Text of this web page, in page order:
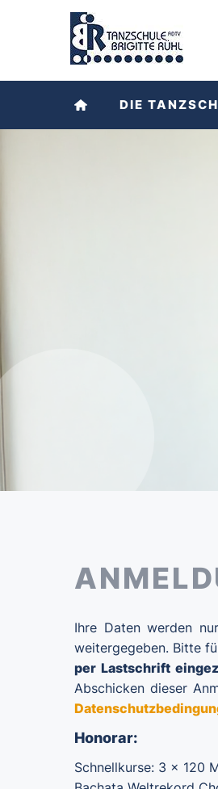
DIE
Ihre Daten werden
weitergegeben. Bitte
per Lastschrift
Abschicken dieser
Honorar:
Schnellkurse: 3 x 120